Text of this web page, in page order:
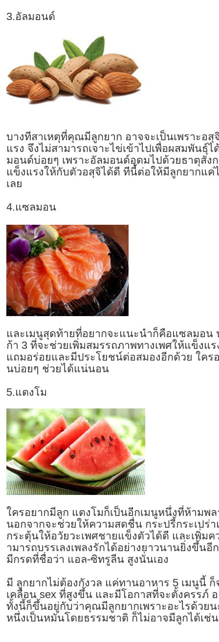
3.อัลมอนด์
บางทีสาเหตุที่คุณมีลูกยาก อาจจะเป็นเพราะอสุ
แรง จึงไม่สามารถเจาะไข่เข้าไปเพื่อผสมพันธุ์ไ
มอนด์บ่อยๆ เพราะอัลมอนด์อุดมไปด้วยธาตุสัง
แข็งแรงให้กับตัวอสุจิได้ดี ทีนี้ต่อให้มีลูกยากแค่
เลย
4.แซลมอน
และเมนูสุดท้ายที่อยากจะแนะนำก็คือแซลมอน
ก้า 3 ที่จะช่วยเพิ่มสมรรถภาพทางเพศให้แข็งแ
แถมอร่อยและมีประโยชน์ต่อสมองอีกด้วย ใคร
นบ่อยๆ ช่วยได้แน่นอน
5.แตงโม
ใครอยากมีลูก แตงโมก็เป็นอีกเมนูหนึ่งที่ห้ามพล
นอกจากจะช่วยให้ความสดชื่น กระปรี้กระเปร่
กระตุ้นให้อวัยวะเพศชายแข็งตัวได้ดี และเพิ่ม
ามารถบรรเลงเพลงรักได้อย่างยาวนานยิ่งขึ้นอี
มีกรดที่ชื่อว่า แอล-ซิทรูลีน สูงนั่นเอง
มี ลูกยากไม่ต้องกังวล แค่ทานอาหาร 5 เมนูนี้
เคลื่อน sex ที่สูงขึ้น และมีโอกาสที่จะตั้งครรภ์
ทั้งนี้ก็ขึ้นอยู่กับว่าคุณมีลูกยากเพราะอะไรด้วย
หนึ่งเป็นหมันโดยธรรมชาติ ก็ไม่อาจมีลูกได้เช่